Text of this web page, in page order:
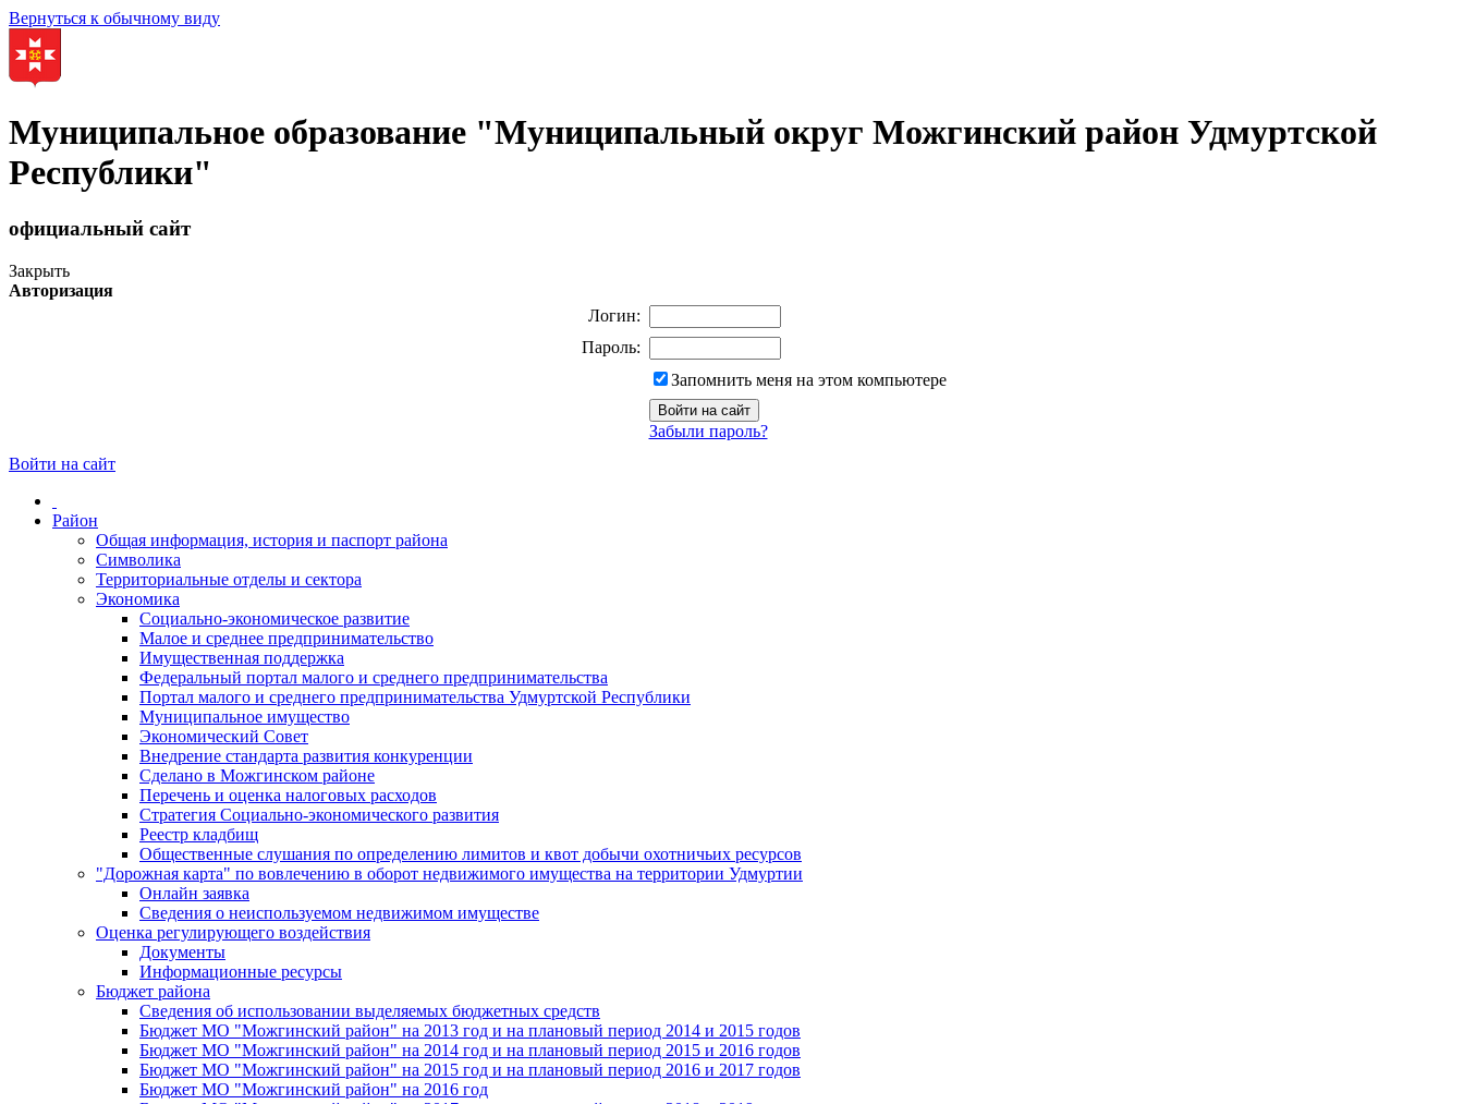
Вернуться к обычному виду
Муниципальное образование "Муниципальный округ Можгинский район Удмуртской
Республики"
официальный сайт
Закрыть
Авторизация
Логин:
Пароль:
Запомнить меня на этом компьютере
Забыли пароль?
Войти на сайт
Район
Общая информация, история и паспорт района
Символика
Территориальные отделы и сектора
Экономика
Социально-экономическое развитие
Малое и среднее предпринимательство
Имущественная поддержка
Федеральный портал малого и среднего предпринимательства
Портал малого и среднего предпринимательства Удмуртской Республики
Муниципальное имущество
Экономический Совет
Внедрение стандарта развития конкуренции
Сделано в Можгинском районе
Перечень и оценка налоговых расходов
Стратегия Социально-экономического развития
Реестр кладбищ
Общественные слушания по определению лимитов и квот добычи охотничьих ресурсов
"Дорожная карта" по вовлечению в оборот недвижимого имущества на территории Удмуртии
Онлайн заявка
Сведения о неиспользуемом недвижимом имуществе
Оценка регулирующего воздействия
Документы
Информационные ресурсы
Бюджет района
Сведения об использовании выделяемых бюджетных средств
Бюджет МО "Можгинский район" на 2013 год и на плановый период 2014 и 2015 годов
Бюджет МО "Можгинский район" на 2014 год и на плановый период 2015 и 2016 годов
Бюджет МО "Можгинский район" на 2015 год и на плановый период 2016 и 2017 годов
Бюджет МО "Можгинский район" на 2016 год